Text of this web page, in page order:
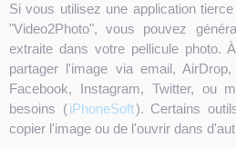
Si vous utilisez une application
"Video2Photo", vous pouvez
extraite dans votre pellicule photo.
partager l'image via email,
Facebook, Instagram, Twitter, ou
besoins ( iPhoneSoft). Certains
copier l'image ou de l'ouvrir dans